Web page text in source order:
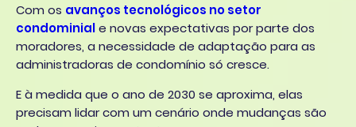
Com os avanços tecnológicos no setor
condominiale novas expectativas por parte dos
moradores, a necessidade de adaptação para as
administradoras de condomínio só cresce.
E à medida que o ano de 2030 se aproxima, elas
precisam lidar com um cenário onde mudanças são